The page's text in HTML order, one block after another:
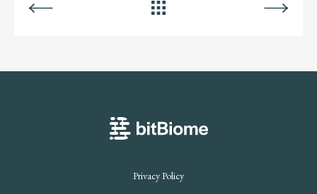
Privacy Policy